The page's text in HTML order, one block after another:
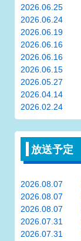
2026.06.25
2026.06.24
2026.06.19
2026.06.16
2026.06.16
2026.06.15
2026.05.27
2026.04.14
2026.02.24
放送予定
2026.08.07
2026.08.07
2026.08.07
2026.07.31
2026.07.31